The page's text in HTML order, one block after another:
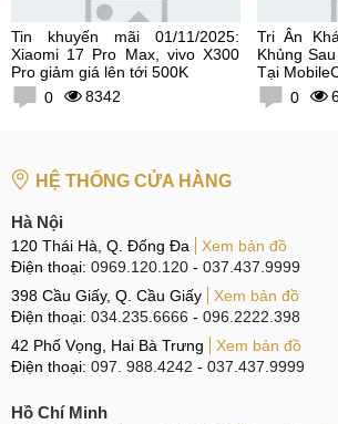
Tin khuyến mãi 01/11/2025:
Xiaomi 17 Pro Max, vivo X300
Pro giảm giá lên tới 500K
0
8342
Tri Ân
Khủng
Tại
0
HỆ THỐNG CỬA HÀNG
Hà Nội
120 Thái Hà, Q. Đống Đa
Xem bản đồ
Điện thoại: 0969.120.120 - 037.437.9999
398 Cầu Giấy, Q. Cầu Giấy
Xem bản đồ
Điện thoại: 034.235.6666 - 096.2222.398
42 Phố Vọng, Hai Bà Trưng
Xem bản đồ
Điện thoại: 097. 988.4242 - 037.437.9999
Hồ Chí Minh